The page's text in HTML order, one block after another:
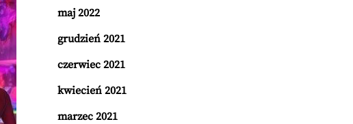
maj 2022
grudzień 2021
czerwiec 2021
kwiecień 2021
marzec 2021